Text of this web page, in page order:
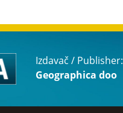
Izdavač / Publisher:
Geographica doo